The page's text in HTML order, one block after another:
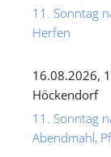
11. Sonntag
Herfen
16.08.2026,
Höckendorf
11. Sonntag
Abendmahl,